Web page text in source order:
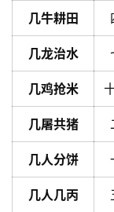
几牛耕田
几龙治水
几鸡抢米
几屠共猪
几人分饼
几人几丙